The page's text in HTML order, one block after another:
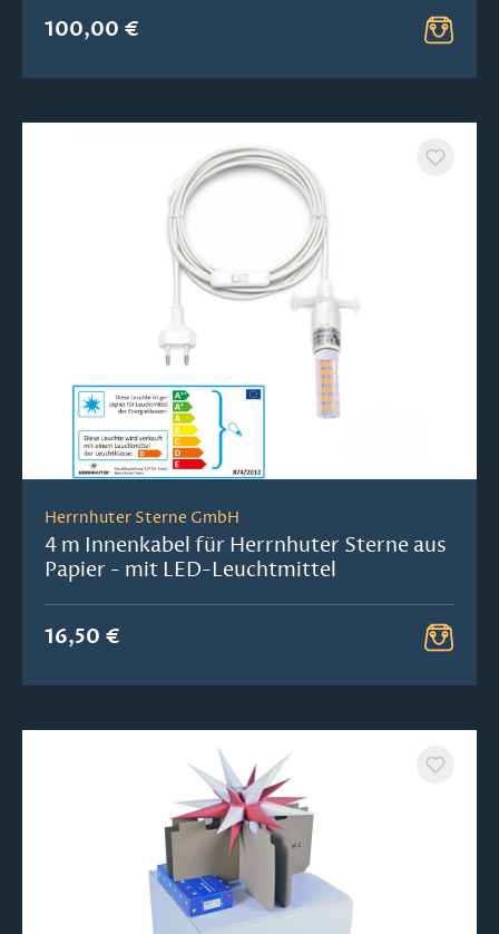
100,00 €
Herrnhuter Sterne GmbH
4 m Innenkabel für Herrnhuter Sterne aus
Papier - mit LED-Leuchtmittel
16,50 €